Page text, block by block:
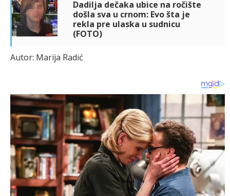
Dadilja dečaka ubice na ročište
došla sva u crnom: Evo šta je
rekla pre ulaska u sudnicu
(FOTO)
Autor: Marija Radić